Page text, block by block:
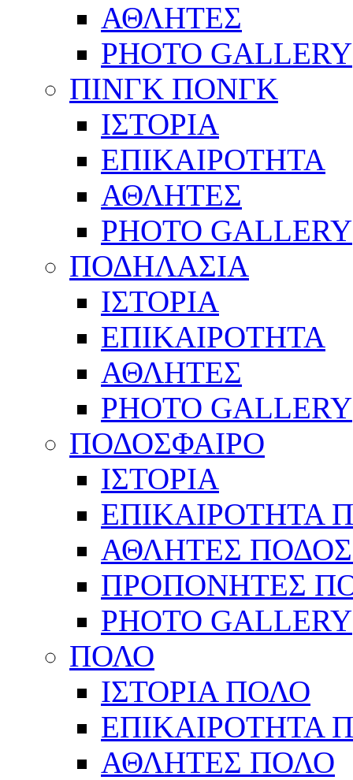
ΑΘΛΗΤΕΣ
PHOTO GALLERY
ΠΙΝΓΚ ΠΟΝΓΚ
ΙΣΤΟΡΙΑ
ΕΠΙΚΑΙΡΟΤΗΤΑ
ΑΘΛΗΤΕΣ
PHOTO GALLERY
ΠΟΔΗΛΑΣΙΑ
ΙΣΤΟΡΙΑ
ΕΠΙΚΑΙΡΟΤΗΤΑ
ΑΘΛΗΤΕΣ
PHOTO GALLERY
ΠΟΔΟΣΦΑΙΡΟ
ΙΣΤΟΡΙΑ
ΕΠΙΚΑΙΡΟΤΗΤΑ
ΑΘΛΗΤΕΣ
ΠΡΟΠΟΝΗΤΕΣ
PHOTO GALLERY
ΠΟΛΟ
ΙΣΤΟΡΙΑ ΠΟΛΟ
ΕΠΙΚΑΙΡΟΤΗΤΑ
ΑΘΛΗΤΕΣ ΠΟΛΟ